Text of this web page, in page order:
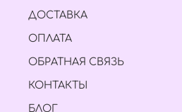
ДОСТАВКА
ОПЛАТА
ОБРАТНАЯ СВЯЗЬ
КОНТАКТЫ
БЛОГ